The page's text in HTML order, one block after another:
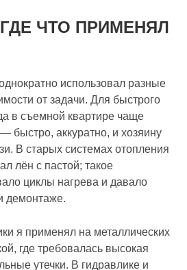
ЧТО ПРИМЕНЯЛ
использовал разные
от задачи. Для быстрого
в съемной квартире чаще
быстро, аккуратно, и хозяину
В старых системах отопления
лён с пастой; такое
циклы нагрева и давало
демонтаже.
я применял на металлических
где требовалась высокая
утечки. В гидравлике и